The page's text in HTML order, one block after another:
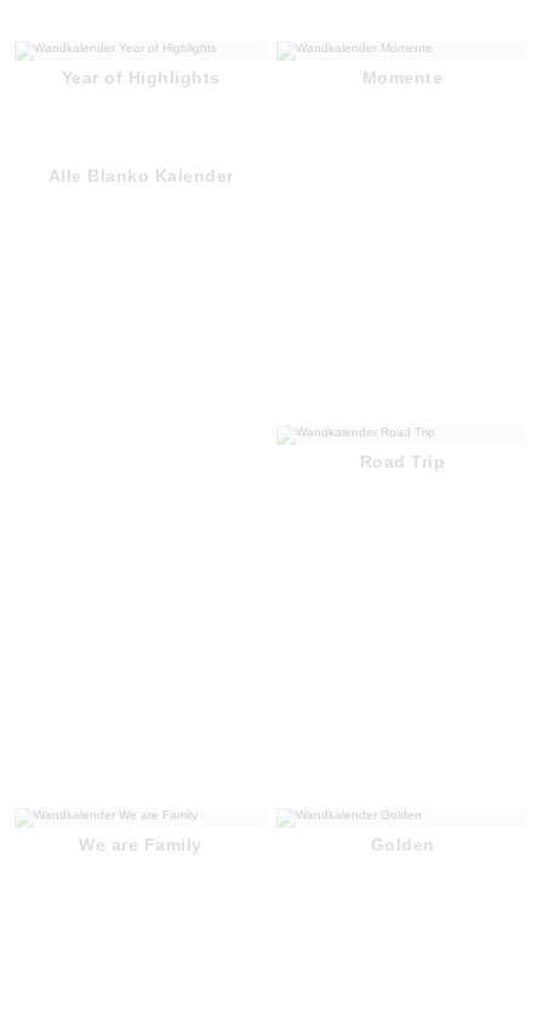
Year of Highlights Momente
Road Trip
We are Family Golden
Alle Blanko Kalender